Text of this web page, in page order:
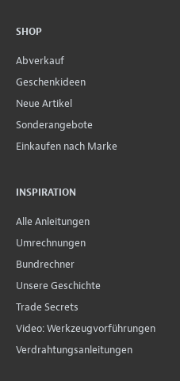
SHOP
Abverkauf
Geschenkideen
Neue Artikel
Sonderangebote
Einkaufen nach Marke
INSPIRATION
Alle Anleitungen
Umrechnungen
Bundrechner
Unsere Geschichte
Trade Secrets
Video: Werkzeugvorführungen
Verdrahtungsanleitungen